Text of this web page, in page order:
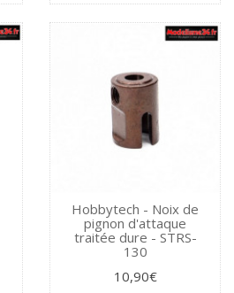
Hobbytech - Noix de
pignon d'attaque
traitée dure - STRS-
130
10,90€